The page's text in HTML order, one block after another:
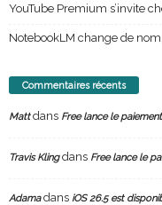
YouTube Premium s’invite
NotebookLM change de
Commentaires récents
Mattdans Free lance le
Travis Klingdans Free lance le
Adamadans iOS 26.5 est